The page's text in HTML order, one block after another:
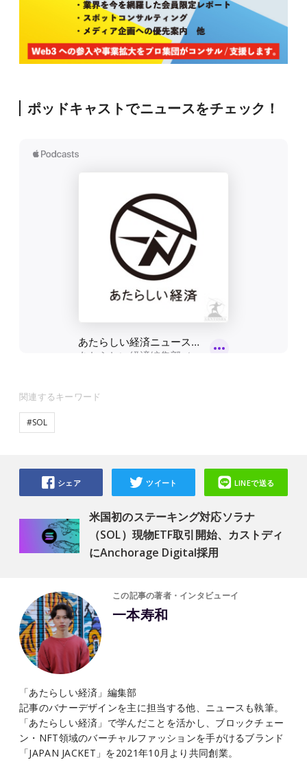
ポッドキャストでニュースをチェック！
関連するキーワード
#SOL
米国初のステーキング対応ソラナ
（SOL）現物ETF取引開始、カストディ
にAnchorage Digital採用
シェア ツイート LINEで送る
この記事の著者・インタビューイ
一本寿和
「あたらしい経済」編集部
記事のバナーデザインを主に担当する他、ニュースも執筆。
「あたらしい経済」で学んだことを活かし、ブロックチェー
ン・NFT領域のバーチャルファッションを手がけるブランド
「JAPAN JACKET」を2021年10月より共同創業。